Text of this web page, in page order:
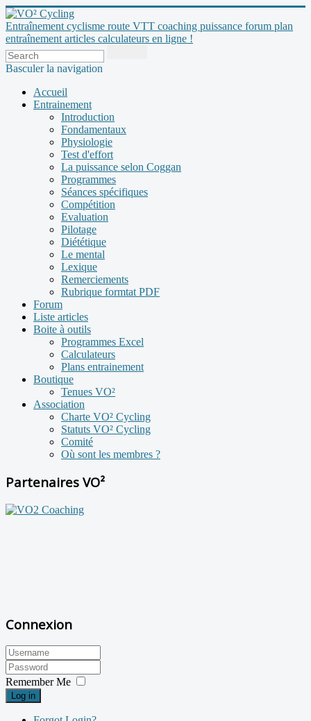
Entraînement cyclisme route VTT coaching puissance forum plan
entraînement articles calculateurs en ligne !
Basculer la navigation
Accueil
Entrainement
Introduction
Fondamentaux
Physiologie
Test d'effort
La puissance selon Coggan
Programmes
Séances spécifiques
Compétition
Evaluation
Pilotage
Diététique
Le mental
Lexique
Remerciements
Rubrique formtat PDF
Forum
Liste articles
Boite à outils
Programmes Excel
Calculateurs
Plans entrainement
Boutique
Tenues VO²
Association
Charte VO² Cycling
Statuts VO² Cycling
Comité
Où sont les membres ?
Partenaires VO²
Connexion
Remember Me
Log in